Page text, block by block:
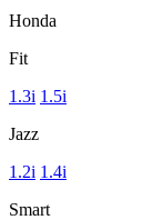
Honda
Fit
1.3i 1.5i
Jazz
1.2i 1.4i
Smart